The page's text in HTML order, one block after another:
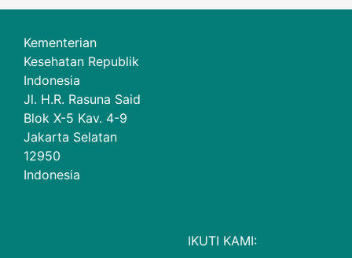
Kementerian
Kesehatan Republik
Indonesia
Jl. H.R. Rasuna Said
Blok X-5 Kav. 4-9
Jakarta Selatan
12950
Indonesia
IKUTI KAMI: